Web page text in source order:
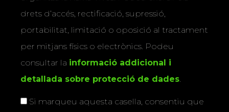
drets d’accés, rectificació, supressió,
portabilitat, limitació o oposició al tractament
per mitjans físics o electrònics. Podeu
consultar la informació addicional i
detallada sobre protecció de dades.
Si marqueu aquesta casella, consentiu que